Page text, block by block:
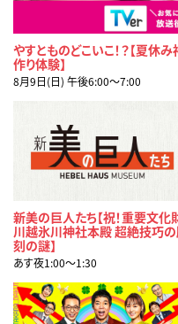
やすとものどこいこ！？【夏休
作り体験】
8月9日(日) 午後6:00〜7:00
新美の巨人たち【祝！重要文化
川越氷川神社本殿 超絶技巧
刻の謎】
あす夜1:00〜1:30